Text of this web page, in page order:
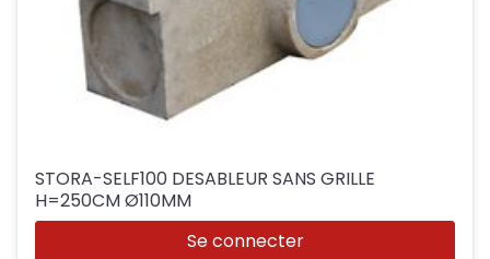
STORA-SELF100 DESABLEUR SANS GRILLE
H=250CM Ø110MM
Se connecter